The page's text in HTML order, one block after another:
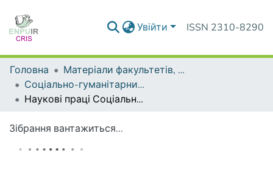
Увійти ISSN 2310-8290
Головна
Матеріали факультетів, інститутів, підрозділів
Соціально-гуманітарний факультет
Наукові праці Соціально-гуманітарного факультету
Зібрання вантажиться...